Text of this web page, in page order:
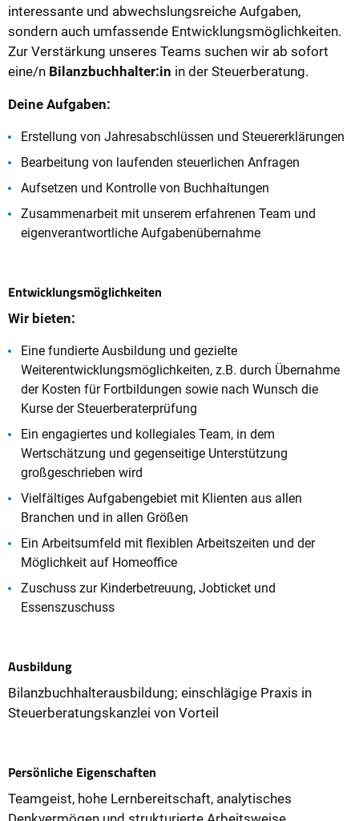
interessante und abwechslungsreiche Aufgaben,
sondern auch umfassende Entwicklungsmöglichkeiten.
Zur Verstärkung unseres Teams suchen wir ab sofort
eine/n Bilanzbuchhalter:in in der Steuerberatung.
Deine Aufgaben:
Erstellung von Jahresabschlüssen und Steuererklärungen
Bearbeitung von laufenden steuerlichen Anfragen
Aufsetzen und Kontrolle von Buchhaltungen
Zusammenarbeit mit unserem erfahrenen Team und
eigenverantwortliche Aufgabenübernahme
Entwicklungsmöglichkeiten
Wir bieten:
Eine fundierte Ausbildung und gezielte
Weiterentwicklungsmöglichkeiten, z.B. durch Übernahme
der Kosten für Fortbildungen sowie nach Wunsch die
Kurse der Steuerberaterprüfung
Ein engagiertes und kollegiales Team, in dem
Wertschätzung und gegenseitige Unterstützung
großgeschrieben wird
Vielfältiges Aufgabengebiet mit Klienten aus allen
Branchen und in allen Größen
Ein Arbeitsumfeld mit flexiblen Arbeitszeiten und der
Möglichkeit auf Homeoffice
Zuschuss zur Kinderbetreuung, Jobticket und
Essenszuschuss
Ausbildung
Bilanzbuchhalterausbildung; einschlägige Praxis in
Steuerberatungskanzlei von Vorteil
Persönliche Eigenschaften
Teamgeist, hohe Lernbereitschaft, analytisches